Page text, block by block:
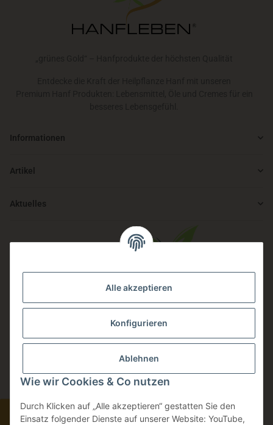
Alle akzeptieren
Konfigurieren
Ablehnen
Wie wir Cookies & Co nutzen
Durch Klicken auf „Alle akzeptieren“ gestatten Sie den
Einsatz folgender Dienste auf unserer Website: YouTube,
Informationen
Artikel
Aktuelles
Wir fördern alle Mitglieder, die sich für Nachhaltigkeit, Klimaschutz
Jetzt Mitglied werden.
Widerrufsbutton